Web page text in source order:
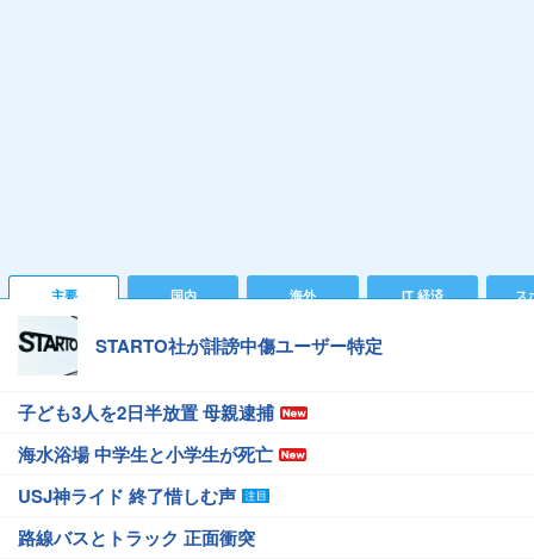
主要 国内 海外 IT 経済 ス
STARTO社が誹謗中傷ユーザー特定
子ども3人を2日半放置 母親逮捕
海水浴場 中学生と小学生が死亡
USJ神ライド 終了惜しむ声
路線バスとトラック 正面衝突